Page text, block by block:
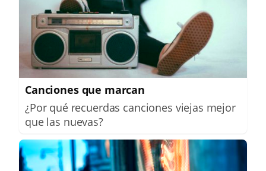
Canciones que marcan
¿Por qué recuerdas canciones viejas mejor
que las nuevas?